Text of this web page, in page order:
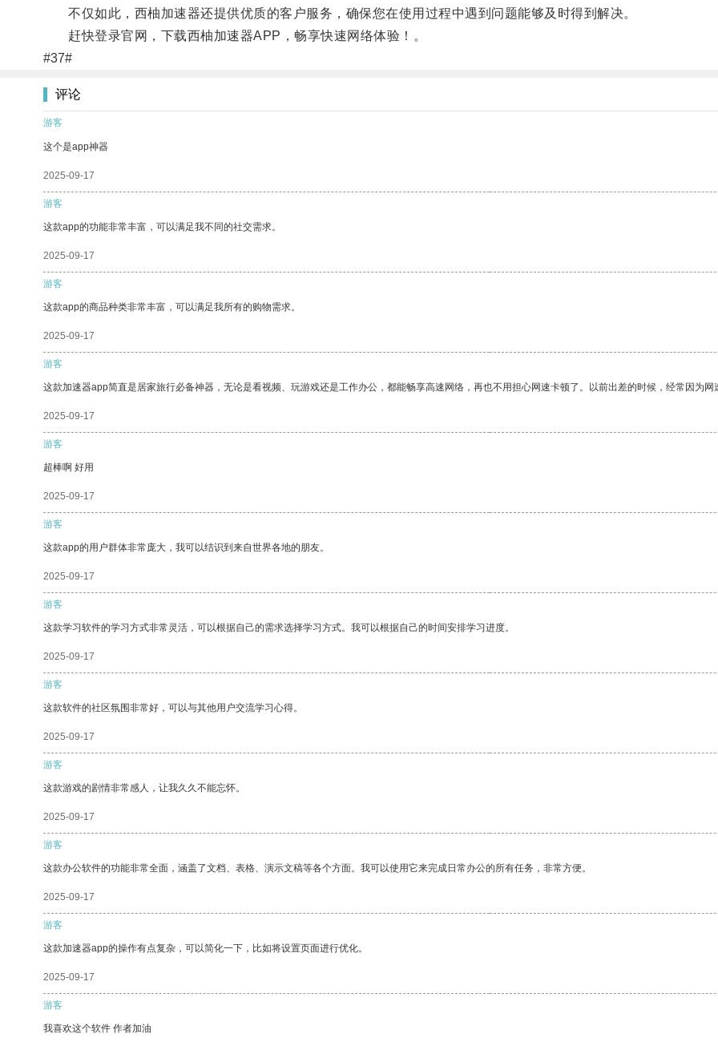
不仅如此，西柚加速器还提供优质的客户服务，确保您在使用过程中遇到问题能够及时得到解决。
赶快登录官网，下载西柚加速器APP，畅享快速网络体验！。
#37#
评论
游客
这个是app神器
2025-09-17
游客
这款app的功能非常丰富，可以满足我不同的社交需求。
2025-09-17
游客
这款app的商品种类非常丰富，可以满足我所有的购物需求。
2025-09-17
游客
这款加速器app简直是居家旅行必备神器，无论是看视频、玩游戏还是工作办公，都能畅享高速网络，再也不用担心网速卡顿了。以前出差的时候，经常因为
2025-09-17
游客
超棒啊 好用
2025-09-17
游客
这款app的用户群体非常庞大，我可以结识到来自世界各地的朋友。
2025-09-17
游客
这款学习软件的学习方式非常灵活，可以根据自己的需求选择学习方式。我可以根据自己的时间安排学习进度。
2025-09-17
游客
这款软件的社区氛围非常好，可以与其他用户交流学习心得。
2025-09-17
游客
这款游戏的剧情非常感人，让我久久不能忘怀。
2025-09-17
游客
这款办公软件的功能非常全面，涵盖了文档、表格、演示文稿等各个方面。我可以使用它来完成日常办公的所有任务，非常方便。
2025-09-17
游客
这款加速器app的操作有点复杂，可以简化一下，比如将设置页面进行优化。
2025-09-17
游客
我喜欢这个软件 作者加油